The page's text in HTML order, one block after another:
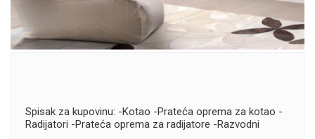
Spisak za kupovinu: -Kotao -Prateća oprema za kotao -
Radijatori -Prateća oprema za radijatore -Razvodni